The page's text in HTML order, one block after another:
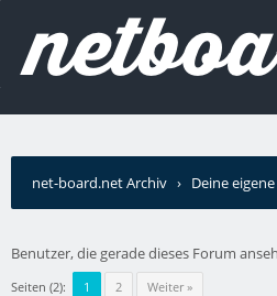
net-board.net Archiv › Deine
Benutzer, die gerade dieses Forum
Seiten (2): 1 2 Weiter »